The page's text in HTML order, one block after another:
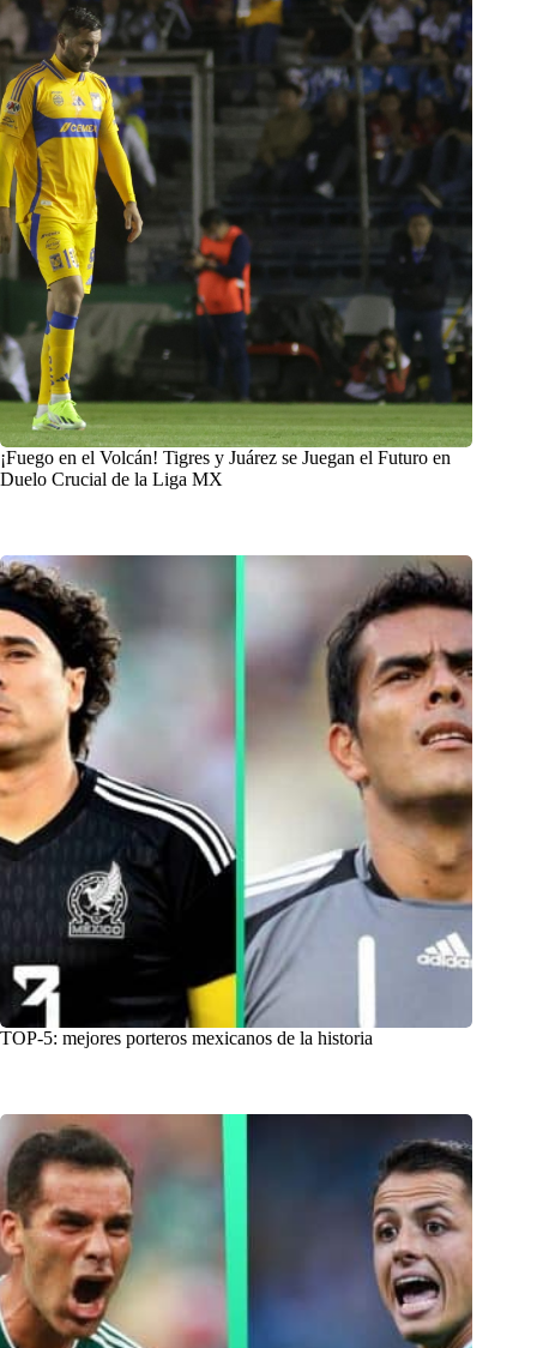
¡Fuego en el Volcán! Tigres y Juárez se Juegan el Futuro en
Duelo Crucial de la Liga MX
TOP-5: mejores porteros mexicanos de la historia